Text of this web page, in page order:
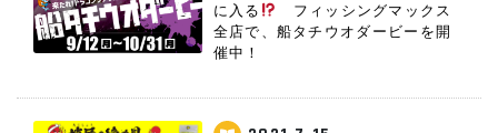
に入る
フィッシングマックス
全店で、船タチウオダービーを開
催中！